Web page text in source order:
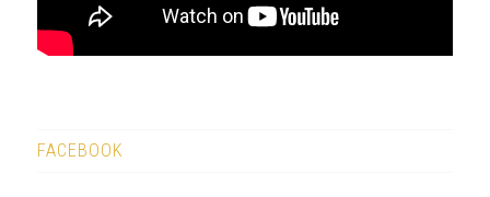
FACEBOOK